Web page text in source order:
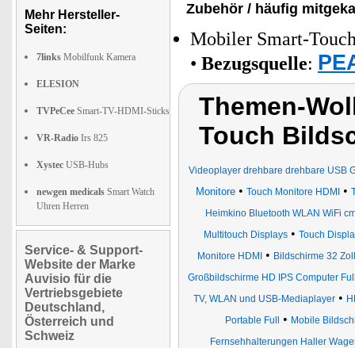
Mehr Hersteller-
Seiten:
7links Mobilfunk Kamera
ELESION
TVPeCee Smart-TV-HDMI-Sticks
VR-Radio Irs 825
Xystec USB-Hubs
newgen medicals Smart Watch
Uhren Herren
Service- & Support-
Website der Marke
Auvisio für die
Vertriebsgebiete
Deutschland,
Österreich und
Schweiz
Zubehör / häufig
Mobiler Smart-
• Bezugsquelle:
Themen-
Touch
Videoplayer drehbare drehbare USB
Monitore • Touch Monitore HDMI •
Heimkino Bluetooth WLAN WiFi
Multitouch Displays • Touch
Monitore HDMI • Bildschirme 32 Zoll
Großbildschirme HD IPS Computer
TV, WLAN und USB-Mediaplayer•
Portable Full
• Mobile
Fernsehhalterungen Haller